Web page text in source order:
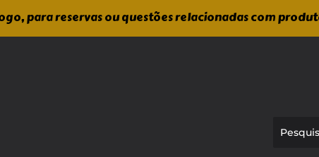
para reservas ou questões relacionadas com